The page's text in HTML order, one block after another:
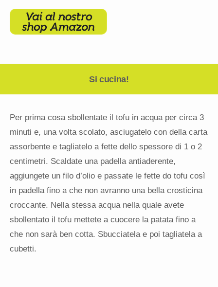
Si cucina!
Per prima cosa sbollentate il tofu in acqua per circa 3
minuti e, una volta scolato, asciugatelo con della carta
assorbente e tagliatelo a fette dello spessore di 1 o 2
centimetri. Scaldate una padella antiaderente,
aggiungete un filo d’olio e passate le fette do tofu così
in padella fino a che non avranno una bella crosticina
croccante. Nella stessa acqua nella quale avete
sbollentato il tofu mettete a cuocere la patata fino a
che non sarà ben cotta. Sbucciatela e poi tagliatela a
cubetti.